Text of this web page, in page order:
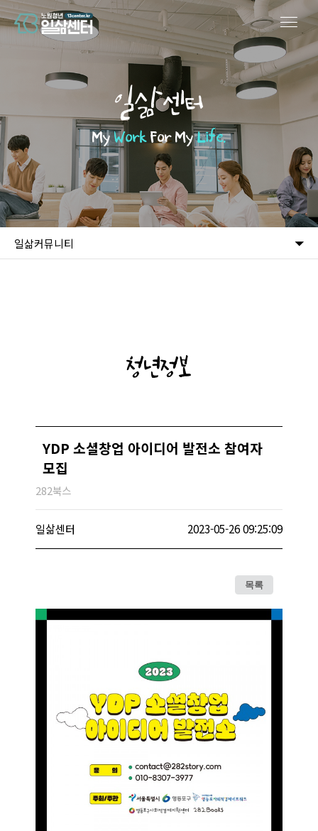
일삶센터
MyWorkFor MyLife.
일삶커뮤니티
청년정보
YDP 소셜창업 아이디어 발전소 참여자
모집
282북스
일삶센터 2023-05-26 09:25:09
목록